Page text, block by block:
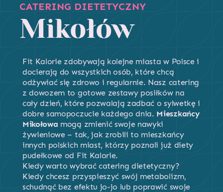
CATERING DIETETYCZNY
Mikołów
Fit Kalorie zdobywają kolejne miasta w Polsce i
docierają do wszystkich osób, które chcą
odżywiać się zdrowo i regularnie. Nasz catering
z dowozem to gotowe zestawy posiłków na
cały dzień, które pozwalają zadbać o sylwetkę i
dobre samopoczucie każdego dnia. Mieszkańcy
Mikołowa mogą zmienić swoje nawyki
żywieniowe – tak, jak zrobili to mieszkańcy
innych polskich miast, którzy poznali już diety
pudełkowe od Fit Kalorie.
Kiedy warto wybrać catering dietetyczny?
Kiedy chcesz przyspieszyć swój metabolizm,
schudnąć bez efektu jo-jo lub poprawić swoje